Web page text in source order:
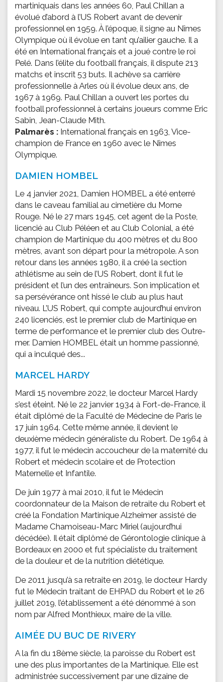
martiniquais dans les années 60, Paul Chillan a
évolué d’abord à l’US Robert avant de devenir
professionnel en 1959. À l’époque, il signe au Nîmes
Olympique où il évolue en tant qu’ailier gauche. Il a
été en International français et a joué contre le roi
Pelé. Dans l’élite du football français, il dispute 213
matchs et inscrit 53 buts. Il achève sa carrière
professionnelle à Arles où il évolue deux ans, de
1967 à 1969. Paul Chillan a ouvert les portes du
football professionnel à certains joueurs comme Eric
Sabin, Jean-Claude Mith.
Palmarès : International français en 1963, Vice-
champion de France en 1960 avec le Nîmes
Olympique.
DAMIEN HOMBEL
Le 4 janvier 2021, Damien HOMBEL a été enterré
dans le caveau familial au cimetière du Morne
Rouge. Né le 27 mars 1945, cet agent de la Poste,
licencié au Club Péléen et au Club Colonial, a été
champion de Martinique du 400 mètres et du 800
mètres, avant son départ pour la métropole. A son
retour dans les années 1980, il a créé la section
athlétisme au sein de l’US Robert, dont il fut le
président et l’un des entraîneurs. Son implication et
sa persévérance ont hissé le club au plus haut
niveau. L’US Robert, qui compte aujourd’hui environ
240 licenciés, est le premier club de Martinique en
terme de performance et le premier club des Outre-
mer. Damien HOMBEL était un homme passionné,
qui a inculqué des...
MARCEL HARDY
Mardi 15 novembre 2022, le docteur Marcel Hardy
s’est éteint. Né le 22 janvier 1934 à Fort-de-France, il
était diplômé de la Faculté de Médecine de Paris le
17 juin 1964. Cette même année, il devient le
deuxième médecin généraliste du Robert. De 1964 à
1977, il fut le médecin accoucheur de la maternité du
Robert et médecin scolaire et de Protection
Maternelle et Infantile.
De juin 1977 à mai 2010, il fut le Médecin
coordonnateur de la Maison de retraite du Robert et
créé la Fondation Martinique Alzheimer assisté de
Madame Chamoiseau-Marc Miriel (aujourd’hui
décédée). Il était diplômé de Gérontologie clinique à
Bordeaux en 2000 et fut spécialiste du traitement
de la douleur et de la nutrition diététique.
De 2011 jusqu’à sa retraite en 2019, le docteur Hardy
fut le Médecin traitant de EHPAD du Robert et le 26
juillet 2019, l’établissement a été dénommé à son
nom par Alfred Monthieux, maire de la ville.
AIMÉE DU BUC DE RIVERY
A la fin du 18ème siècle, la paroisse du Robert est
une des plus importantes de la Martinique. Elle est
administrée successivement par une dizaine de